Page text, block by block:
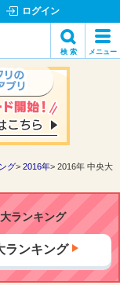
ログイン
検 索 メニュー
検索
グ 2016年
2016年 中央大
ランキング
ランキング